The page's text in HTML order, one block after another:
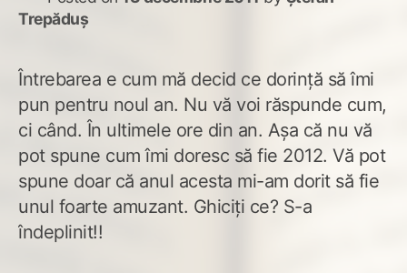
Trepăduș
Întrebarea e cum mă decid ce dorință să îmi
pun pentru noul an. Nu vă voi răspunde cum,
ci când. În ultimele ore din an. Așa că nu vă
pot spune cum îmi doresc să fie 2012. Vă pot
spune doar că anul acesta mi-am dorit să fie
unul foarte amuzant. Ghiciți ce? S-a
îndeplinit!!